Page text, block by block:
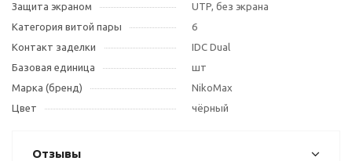
Защита экраном
UTP, без экрана
Категория витой пары
6
Контакт заделки
IDC Dual
Базовая единица
шт
Марка (бренд)
NikoMax
Цвет
чёрный
Отзывы